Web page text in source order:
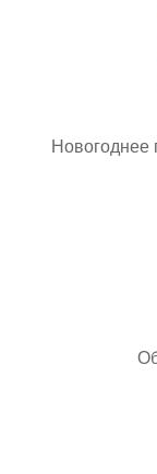
Новогоднее